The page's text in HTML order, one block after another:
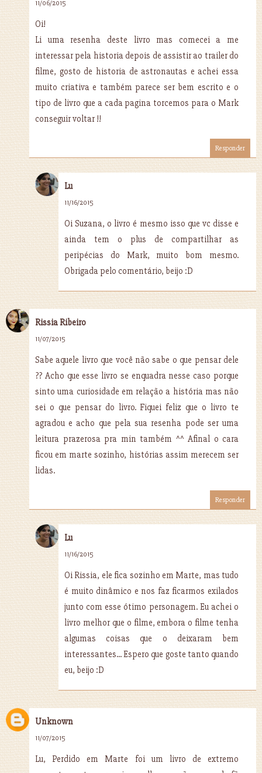
11/06/2015
Oi!
Li uma resenha deste livro mas comecei a me
interessar pela historia depois de assistir ao trailer do
filme, gosto de historia de astronautas e achei essa
muito criativa e também parece ser bem escrito e o
tipo de livro que a cada pagina torcemos para o Mark
conseguir voltar !!
Responder
Lu
11/16/2015
Oi Suzana, o livro é mesmo isso que vc disse e
ainda tem o plus de compartilhar as
peripécias do Mark, muito bom mesmo.
Obrigada pelo comentário, beijo :D
Rissia Ribeiro
11/07/2015
Sabe aquele livro que você não sabe o que pensar dele
?? Acho que esse livro se enquadra nesse caso porque
sinto uma curiosidade em relação a história mas não
sei o que pensar do livro. Fiquei feliz que o livro te
agradou e acho que pela sua resenha pode ser uma
leitura prazerosa pra min também ^^ Afinal o cara
ficou em marte sozinho, histórias assim merecem ser
lidas.
Responder
Lu
11/16/2015
Oi Rissia, ele fica sozinho em Marte, mas tudo
é muito dinâmico e nos faz ficarmos exilados
junto com esse ótimo personagem. Eu achei o
livro melhor que o filme, embora o filme tenha
algumas coisas que o deixaram bem
interessantes... Espero que goste tanto quando
eu, beijo :D
Unknown
11/07/2015
Lu, Perdido em Marte foi um livro de extremo